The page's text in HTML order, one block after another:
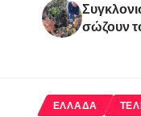
σώζουν
ΕΛΛΑΔΑ